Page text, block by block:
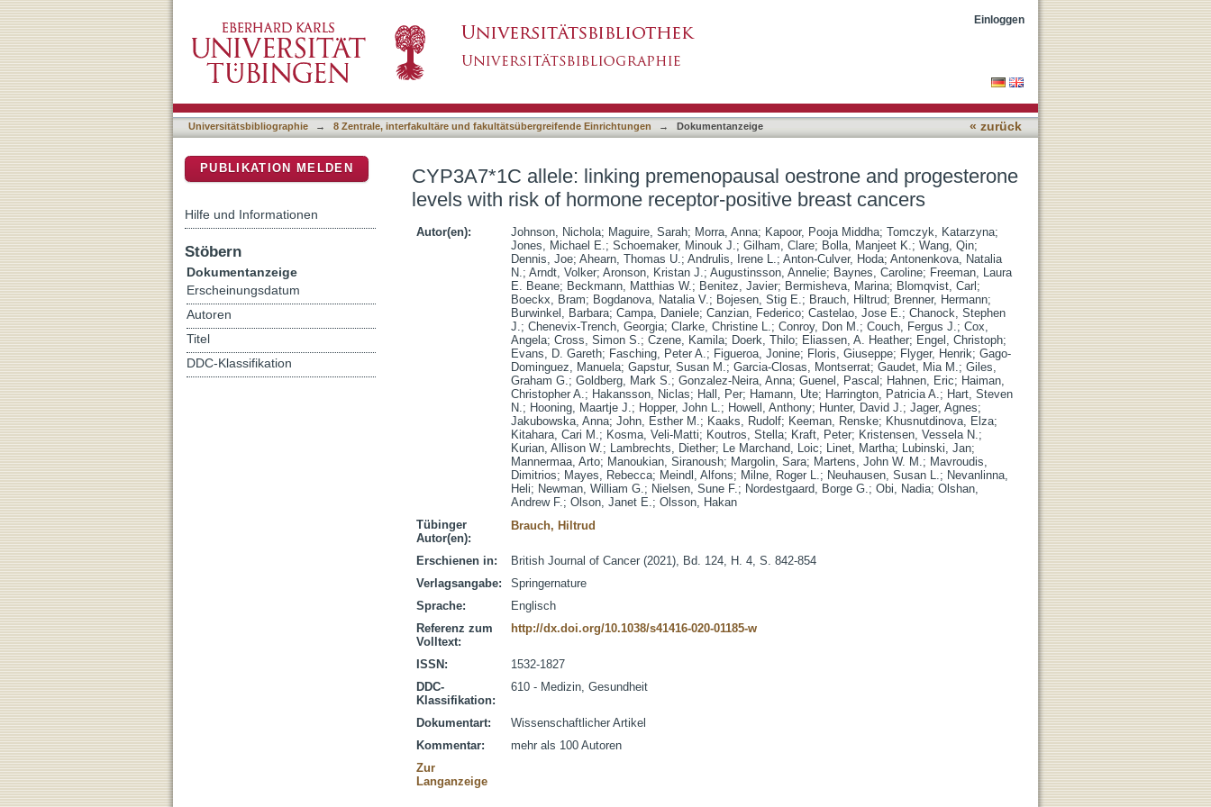
CYP3A7*1C allele: linking premenopausal oestrone and progesterone levels with risk of hormone
receptor-positive breast cancers
Einloggen
Universitätsbibliographie → 8 Zentrale, interfakultäre und fakultätsübergreifende Einrichtungen → Dokumentanzeige « zurück
CYP3A7*1C allele: linking premenopausal oestrone and progesterone
levels with risk of hormone receptor-positive breast cancers
Autor(en): Johnson, Nichola; Maguire, Sarah; Morra, Anna; Kapoor, Pooja Middha; Tomczyk, Katarzyna;
Jones, Michael E.; Schoemaker, Minouk J.; Gilham, Clare; Bolla, Manjeet K.; Wang, Qin;
Dennis, Joe; Ahearn, Thomas U.; Andrulis, Irene L.; Anton-Culver, Hoda; Antonenkova, Natalia
N.; Arndt, Volker; Aronson, Kristan J.; Augustinsson, Annelie; Baynes, Caroline; Freeman, Laura
E. Beane; Beckmann, Matthias W.; Benitez, Javier; Bermisheva, Marina; Blomqvist, Carl ;
Boeckx, Bram; Bogdanova, Natalia V.; Bojesen, Stig E.; Brauch, Hiltrud; Brenner, Hermann;
Burwinkel, Barbara; Campa, Daniele; Canzian, Federico; Castelao, Jose E.; Chanock, Stephen
J.; Chenevix-Trench, Georgia; Clarke, Christine L.; Conroy, Don M.; Couch, Fergus J.; Cox,
Angela; Cross, Simon S.; Czene, Kamila; Doerk, Thilo; Eliassen, A. Heather; Engel, Christoph;
Evans, D. Gareth; Fasching, Peter A.; Figueroa, Jonine; Floris, Giuseppe; Flyger, Henrik; Gago-
Dominguez, Manuela; Gapstur, Susan M.; Garcia-Closas, Montserrat; Gaudet, Mia M.; Giles,
Graham G.; Goldberg, Mark S.; Gonzalez-Neira, Anna; Guenel, Pascal ; Hahnen, Eric; Haiman,
Christopher A.; Hakansson, Niclas; Hall, Per; Hamann, Ute; Harrington, Patricia A.; Hart, Steven
N.; Hooning, Maartje J.; Hopper, John L.; Howell, Anthony; Hunter, David J.; Jager, Agnes;
Jakubowska, Anna; John, Esther M.; Kaaks, Rudolf; Keeman, Renske; Khusnutdinova, Elza;
Kitahara, Cari M.; Kosma, Veli-Matti; Koutros, Stella; Kraft, Peter; Kristensen, Vessela N.;
Kurian, Allison W.; Lambrechts, Diether; Le Marchand, Loic; Linet, Martha; Lubinski, Jan;
Mannermaa, Arto; Manoukian, Siranoush; Margolin, Sara; Martens, John W. M.; Mavroudis,
Dimitrios; Mayes, Rebecca; Meindl, Alfons; Milne, Roger L.; Neuhausen, Susan L.; Nevanlinna,
Heli; Newman, William G.; Nielsen, Sune F.; Nordestgaard, Borge G.; Obi, Nadia; Olshan,
Andrew F.; Olson, Janet E.; Olsson, Hakan
Tübinger
Autor(en):
Brauch, Hiltrud
Erschienen in:
British Journal of Cancer (2021), Bd. 124, H. 4, S. 842-854
Verlagsangabe:
Springernature
Sprache:
Englisch
Referenz zum
Volltext:
http://dx.doi.org/10.1038/s41416-020-01185-w
ISSN:
1532-1827
DDC-
Klassifikation:
610 - Medizin, Gesundheit
Dokumentart:
Wissenschaftlicher Artikel
Kommentar:
mehr als 100 Autoren
Zur
Langanzeige
PUBLIKATION MELDEN
Hilfe und Informationen
Stöbern
Dokumentanzeige
Erscheinungsdatum
Autoren
Titel
DDC-Klassifikation